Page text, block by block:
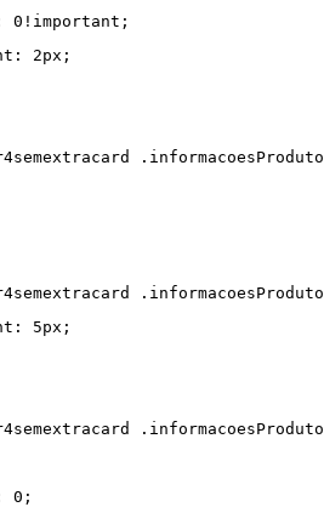
0!important;
2px;
5px;
0;